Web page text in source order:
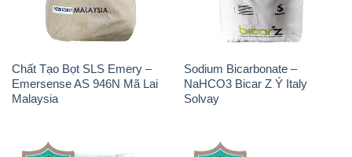
Chất Tạo Bọt SLS Emery –
Emersense AS 946N Mã Lai
Malaysia
Sodium Bicarbonate –
NaHCO3 Bicar Z Ý Italy
Solvay